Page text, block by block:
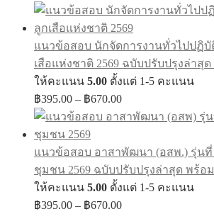
฿395.00
through
฿670.00
แนวข้อสอบ นักจัดการงานทั่วไปปฏิบั
เสือแห่งชาติ 2569 ฉบับปรับปรุงล่าสุ
ให้คะแนน 5.00 ตั้งแต่ 1-5 คะแนน
฿395.00 – ฿670.00Price
฿395.00
฿670.00
แนวข้อสอบ อาสาพัฒนา (อสพ.) รุ่น
ชุมชน 2569 ฉบับปรับปรุงล่าสุด พร้อ
ให้คะแนน 5.00 ตั้งแต่ 1-5 คะแนน
฿395.00 – ฿670.00Price